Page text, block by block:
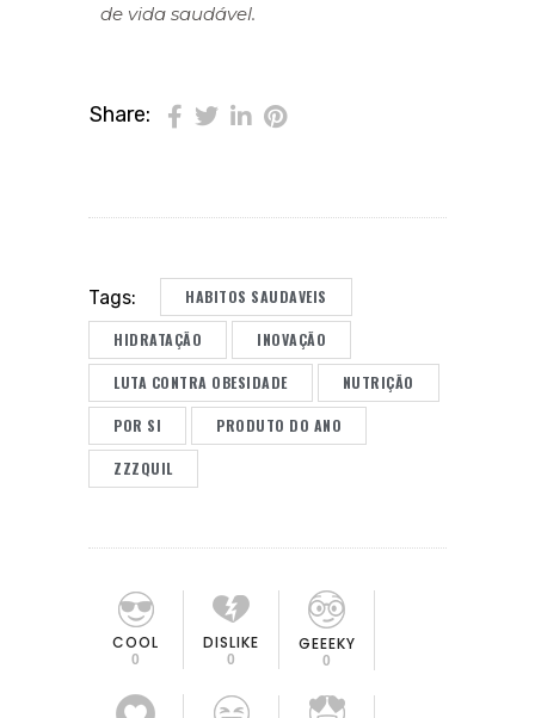
de vida saudável.
Share:
Tags: HABITOS SAUDAVEIS
HIDRATAÇÃO INOVAÇÃO
LUTA CONTRA OBESIDADE NUTRIÇÃO
POR SI PRODUTO DO ANO
ZZZQUIL
COOL
0
DISLIKE
0
GEEEKY
0